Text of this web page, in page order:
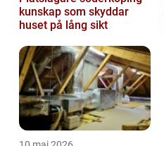
kunskap som skyddar
huset på lång sikt